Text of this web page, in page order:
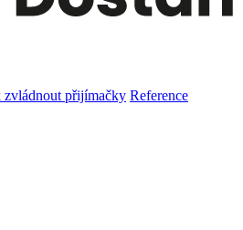
zvládnout přijímačky Reference